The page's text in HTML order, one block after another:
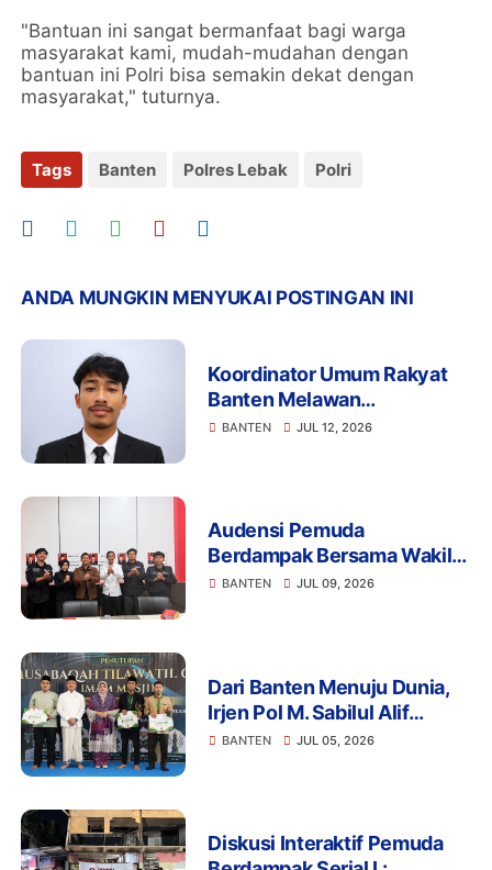
"Bantuan ini sangat bermanfaat bagi warga
masyarakat kami, mudah-mudahan dengan
bantuan ini Polri bisa semakin dekat dengan
masyarakat," tuturnya.
Tags Banten Polres Lebak Polri
ANDA MUNGKIN MENYUKAI POSTINGAN INI
Koordinator Umum Rakyat
Banten Melawan
Mengapresiasi Komitmen
BANTEN JUL 12, 2026
Audensi Pemuda
Berdampak Bersama Wakil
Ketua Komisi III DPRD Kota
BANTEN JUL 09, 2026
Dari Banten Menuju Dunia,
Irjen Pol M. Sabilul Alif
Dorong Penguatan
BANTEN JUL 05, 2026
Diskusi Interaktif Pemuda